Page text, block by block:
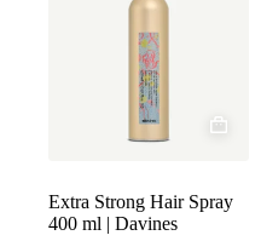
Extra Strong Hair Spray
400 ml | Davines